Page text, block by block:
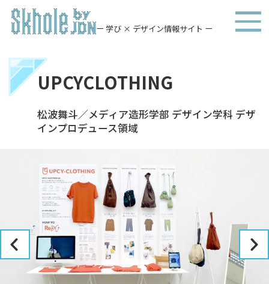
ー 学び × デザイン情報サイト ー
UPCYCLOTHING
松波舞斗／メディア造形学部 デザイン学科 デザ
インプロデュース領域